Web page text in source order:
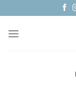
to
content